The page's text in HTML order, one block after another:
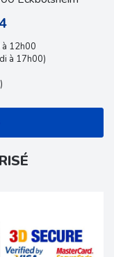
12h00
à 17h00)